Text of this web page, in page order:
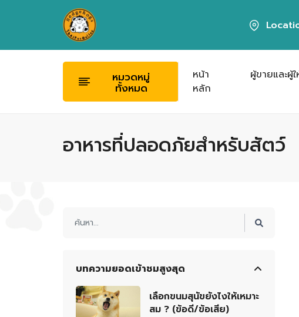
หมวดหมู่
ทั้งหมด
หน้า
หลัก
ผู้ขายและผู้
อาหารที่ปลอดภัยสำหรับสัตว์
บทความยอดเข้าชมสูงสุด
เลือกขนมสุนัขยังไงให้เหมาะ
สม ? (ข้อดี/ข้อเสีย)